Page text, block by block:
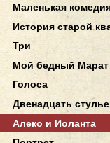
Маленькая
История старой
Три
Мой бедный Марат
Голоса
Двенадцать
Алеко и Иоланта